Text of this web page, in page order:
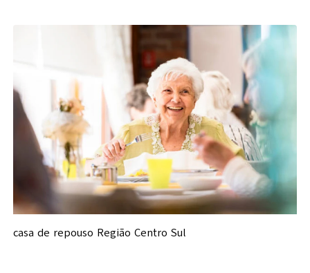
casa de repouso Região Centro Sul